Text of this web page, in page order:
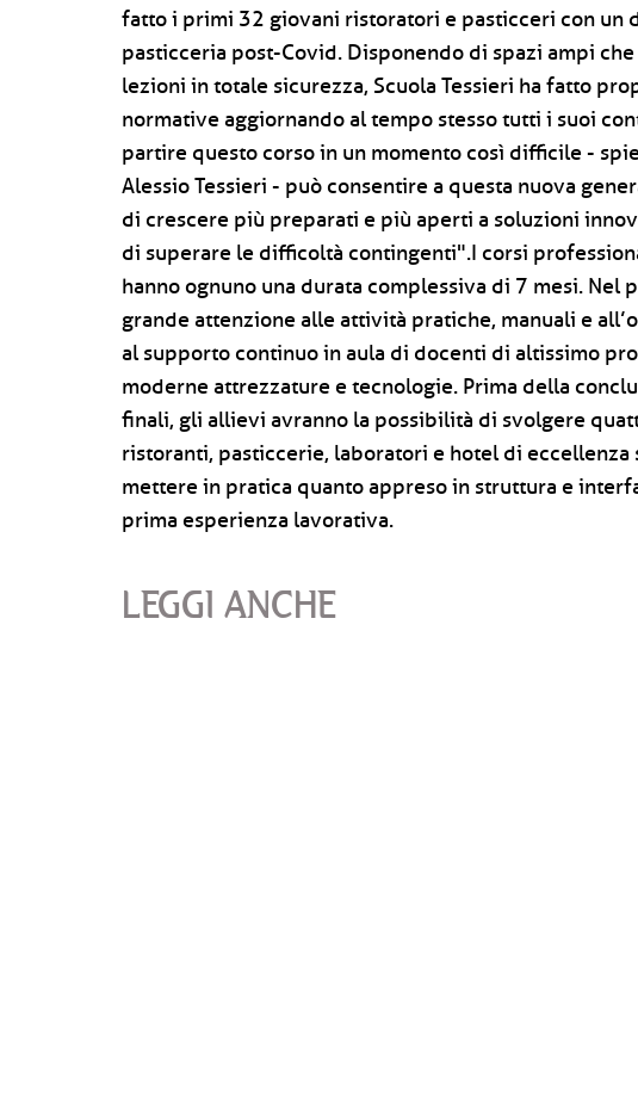
fatto i primi 32 giovani ristoratori e pasticceri con un
pasticceria post-Covid. Disponendo di spazi ampi
lezioni in totale sicurezza, Scuola Tessieri ha fatto
normative aggiornando al tempo stesso tutti i suoi
partire questo corso in un momento così difficile -
Alessio Tessieri - può consentire a questa nuova
di crescere più preparati e più aperti a soluzioni
di superare le difficoltà contingenti".I corsi
hanno ognuno una durata complessiva di 7 mesi. Nel
grande attenzione alle attività pratiche, manuali e
al supporto continuo in aula di docenti di altissimo
moderne attrezzature e tecnologie. Prima della
finali, gli allievi avranno la possibilità di svolgere
ristoranti, pasticcerie, laboratori e hotel di
mettere in pratica quanto appreso in struttura e
prima esperienza lavorativa.
LEGGI ANCHE